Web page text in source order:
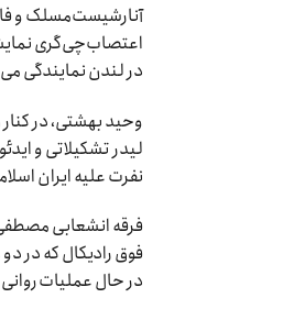
آنارشیست‌مسلک و
در لندن نمایندگی
وحید بهشتی، در
لیدر تشکیلاتی و
نفرت علیه ایران
فرقه انشعابی
فوق‌ رادیکال که در
در حال عملیات روانی